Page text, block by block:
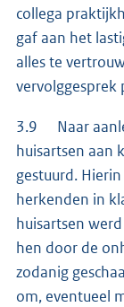
collega
gaf aan het
alles te
vervolggesprek
3.9 Naar
huisartsen aan
gestuurd.
herkenden in
huisartsen
hen door de
zodanig
om, eventueel